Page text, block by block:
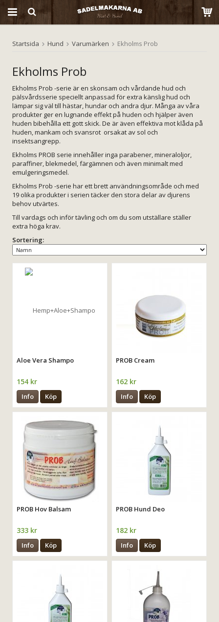
Produkten har blivit tillagd i varukorgen
Startsida Hund Varumärken Ekholms Prob
Ekholms Prob
Ekholms Prob -serie är en skonsam och vårdande hud och
pälsvårdsserie speciellt anpassad för extra känslig hud och
lämpar sig väl till hästar, hundar och andra djur. Många av våra
produkter ger en lugnande effekt på huden och hjälper även
huden bibehålla ett gott skick. De är även effektiva mot klåda på
huden, mankam och svansrot orsakat av sol och
insektsangrepp.
Ekholms PROB serie innehåller inga parabener, mineraloljor,
paraffiner, blekmedel, färgämnen och även minimalt med
emulgeringsmedel.
Ekholms Prob -serie har ett brett användningsområde och med
19 olika produkter i serien täcker den stora delar av djurens
behov utvärtes.
Till vardags och inför tävling och om du som utställare ställer
extra höga krav.
Sortering:
Aloe Vera Shampo
154 kr
Info Köp
PROB Cream
162 kr
Info Köp
PROB Hov Balsam
333 kr
Info Köp
PROB Hund Deo
182 kr
Info Köp